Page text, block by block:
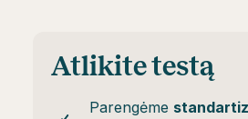
Atlikite testą
Parengėme